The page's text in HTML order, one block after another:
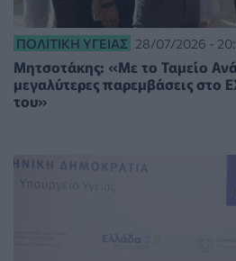
ΠΟΛΙΤΙΚΉ ΥΓΕΊΑΣ 28/07/2026 -
Μητσοτάκης: «Με το Ταμείο
μεγαλύτερες παρεμβάσεις στο
του»